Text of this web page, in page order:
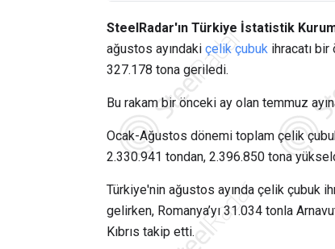
SteelRadar'ın Türkiye İstatistik
ağustos ayındaki çelik çubuk ihracatı bir
327.178 tona geriledi.
Bu rakam bir önceki ay olan temmuz
Ocak-Ağustos dönemi toplam çelik
2.330.941 tondan, 2.396.850 tona
Türkiye'nin ağustos ayında çelik çubuk
gelirken, Romanya’yı 31.034 tonla
Kıbrıs takip etti.